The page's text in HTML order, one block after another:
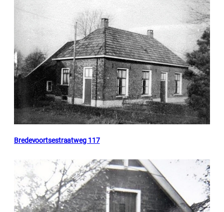
Bredevoortsestraatweg 117